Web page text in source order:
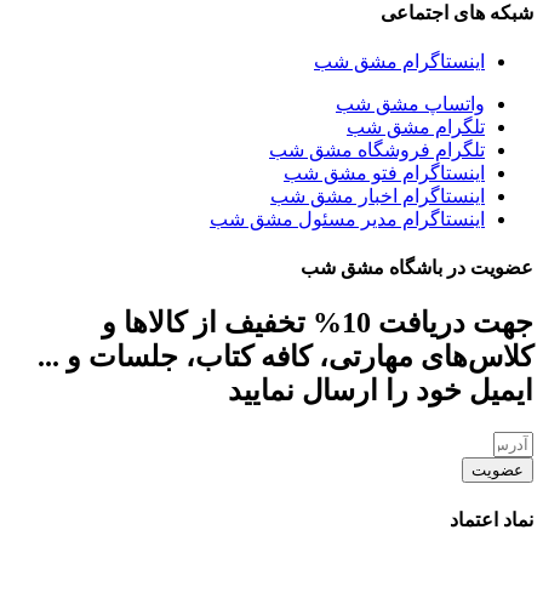
شبکه های اجتماعی
اینستاگرام مشق شب
واتساپ مشق شب
تلگرام مشق شب
تلگرام فروشگاه مشق شب
اینستاگرام فتو مشق شب
اینستاگرام اخبار مشق شب
اینستاگرام مدیر مسئول مشق شب
عضویت در باشگاه مشق شب
جهت دریافت 10% تخفیف از کالاها و
کلاس‌های مهارتی، کافه کتاب، جلسات و ...
ایمیل خود را ارسال نمایید
عضویت
نماد اعتماد